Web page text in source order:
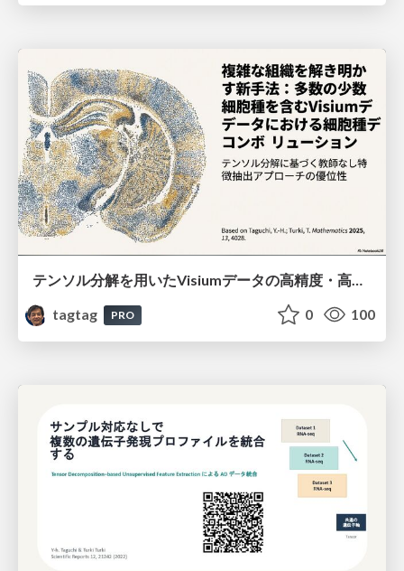
テンソル分解を用いたVisiumデータの高精度・高速デコンボリューション手法
tagtag
PRO 0 100